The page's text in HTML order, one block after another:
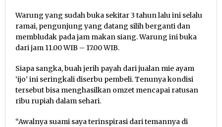
Warung yang sudah buka sekitar 3 tahun lalu ini selalu
ramai, pengunjung yang datang silih berganti dan
membludak pada jam makan siang. Warung ini buka
dari jam 11.00 WIB – 17.00 WIB.
Siapa sangka, buah jerih payah dari jualan mie ayam
‘ijo’ ini seringkali diserbu pembeli. Tenunya kondisi
tersebut bisa menghasilkan omzet mencapai ratusan
ribu rupiah dalam sehari.
“Awalnya suami saya terinspirasi dari temannya di